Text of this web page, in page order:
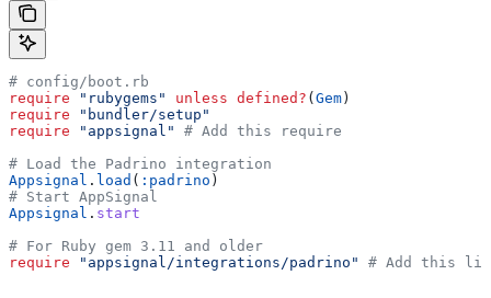
# config/boot.rb
require "rubygems" unless defined? (Gem)
require "bundler/setup"
require "appsignal"
# Add this require
# Load the Padrino integration
Appsignal . load ( :padrino )
# Start AppSignal
Appsignal . start
# For Ruby gem 3.11 and older
require "appsignal/integrations/padrino" # Add this